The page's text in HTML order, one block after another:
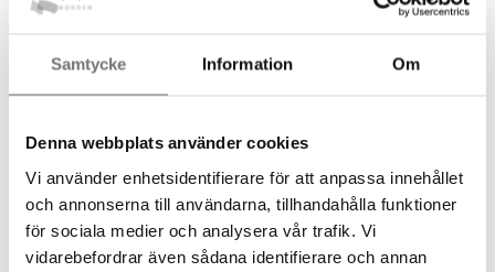
Samtycke Information Om
Denna webbplats använder cookies
Vi använder enhetsidentifierare för att anpassa innehållet
och annonserna till användarna, tillhandahålla funktioner
för sociala medier och analysera vår trafik. Vi
vidarebefordrar även sådana identifierare och annan